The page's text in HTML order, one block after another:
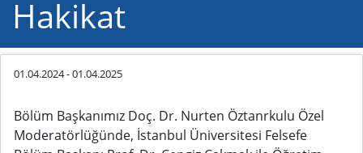
Hakikat
01.04.2024-01.04.2025
Bölüm Başkanımız Doç. Dr. Nurten Öztanrkulu Özel
Moderatörlüğünde, İstanbul Üniversitesi Felsefe